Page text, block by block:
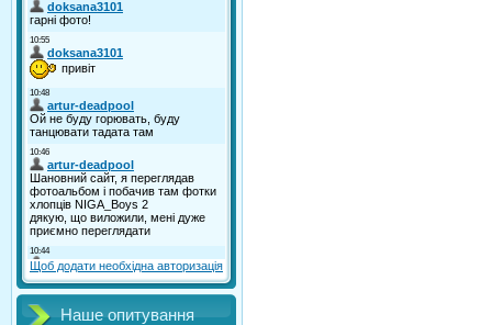
Щоб додати необхідна авторизація
Наше опитування